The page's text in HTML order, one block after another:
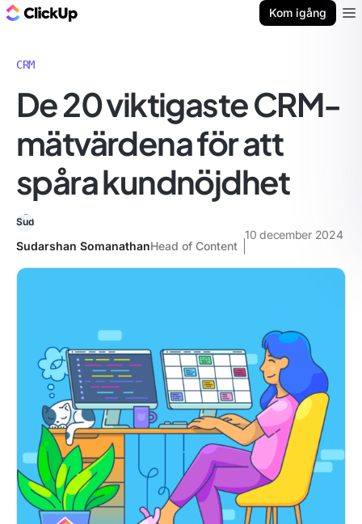
Kom igång
CRM
De 20 viktigaste CRM-
mätvärdena för att
spåra kundnöjdhet
Sudarshan SomanathanHead of Content
10 december 2024